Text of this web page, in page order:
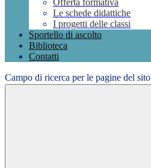
Offerta formativa
Le schede didattiche
I progetti delle classi
Sportello di ascolto
Biblioteca
Contatti
Campo di ricerca per le pagine del sito